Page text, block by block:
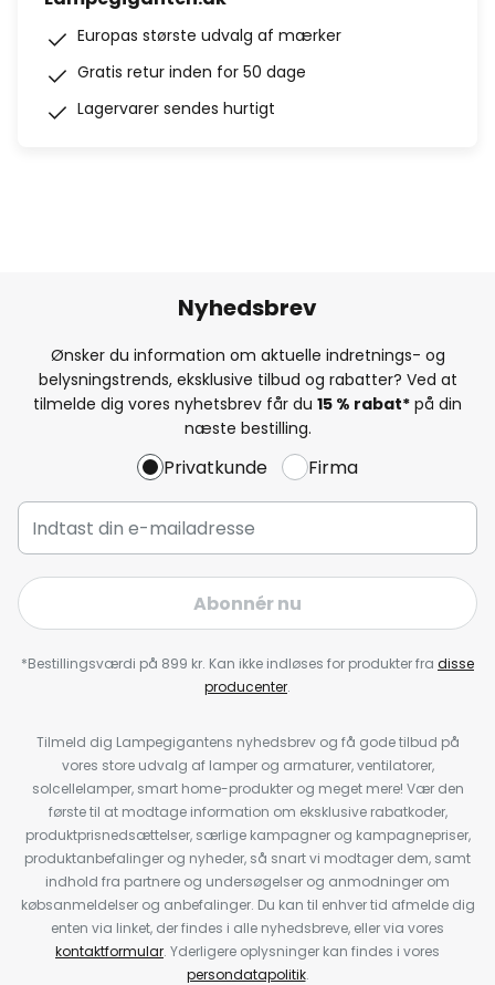
Europas største udvalg af mærker
Gratis retur inden for 50 dage
Lagervarer sendes hurtigt
Nyhedsbrev
Ønsker du information om aktuelle indretnings- og
belysningstrends, eksklusive tilbud og rabatter? Ved at
tilmelde dig vores nyhetsbrev får du 15 % rabat* på din
næste bestilling.
Privatkunde Firma
Abonnér nu
*Bestillingsværdi på 899 kr. Kan ikke indløses for produkter fra disse
producenter.
Tilmeld dig Lampegigantens nyhedsbrev og få gode tilbud på
vores store udvalg af lamper og armaturer, ventilatorer,
solcellelamper, smart home-produkter og meget mere! Vær den
første til at modtage information om eksklusive rabatkoder,
produktprisnedsættelser, særlige kampagner og kampagnepriser,
produktanbefalinger og nyheder, så snart vi modtager dem, samt
indhold fra partnere og undersøgelser og anmodninger om
købsanmeldelser og anbefalinger. Du kan til enhver tid afmelde dig
enten via linket, der findes i alle nyhedsbreve, eller via vores
kontaktformular. Yderligere oplysninger kan findes i vores
persondatapolitik.